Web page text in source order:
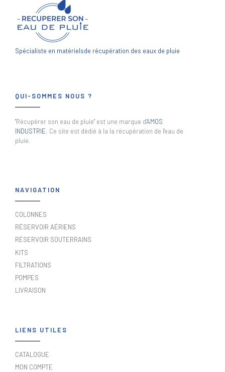
Spécialiste en matérielsde récupération des eaux de pluie
QUI-SOMMES NOUS ?
"Récupérer son eau de pluie" est une marque d'AMOS
INDUSTRIE . Ce site est dédié à la la récupération de l'eau de
pluie.
NAVIGATION
COLONNES
RÉSERVOIR AÉRIENS
RÉSERVOIR SOUTERRAINS
KITS
FILTRATIONS
POMPES
LIVRAISON
LIENS UTILES
CATALOGUE
MON COMPTE